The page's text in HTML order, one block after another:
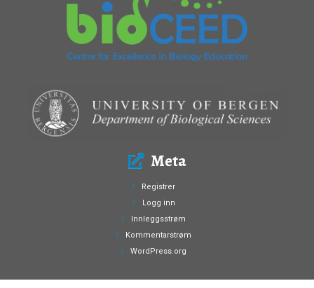
Meta
Registrer
Logg inn
Innleggsstrøm
Kommentarstrøm
WordPress.org